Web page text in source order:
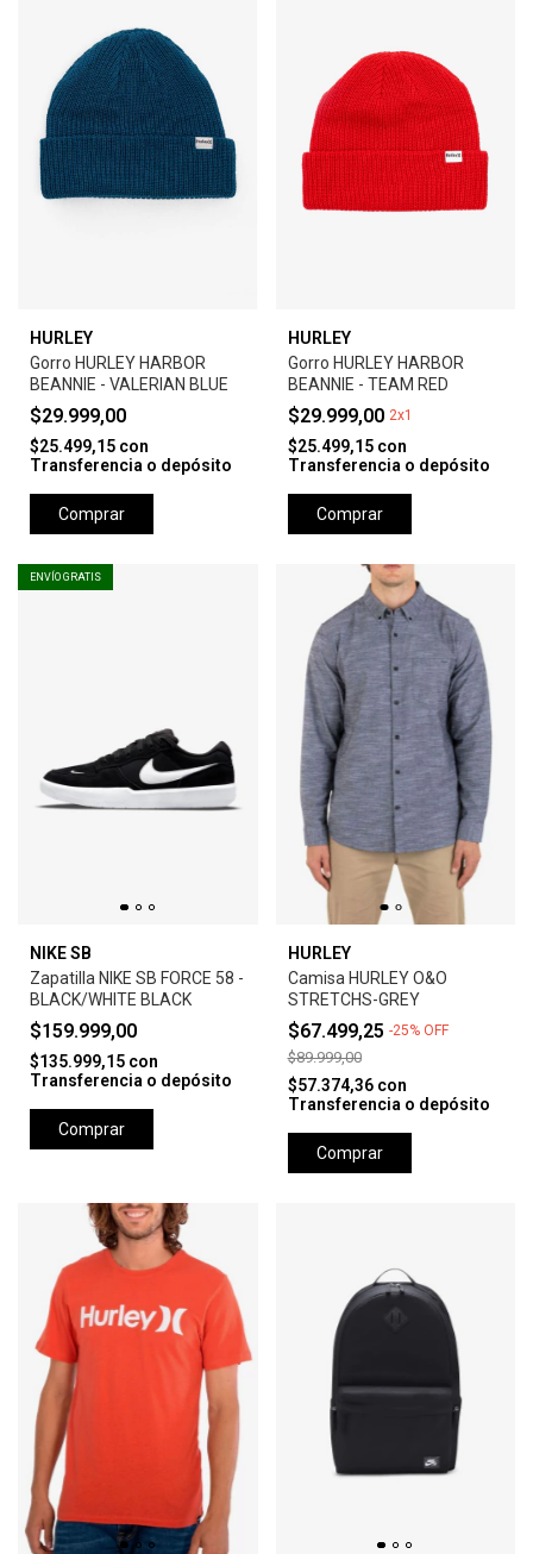
HURLEY
Gorro HURLEY HARBOR
BEANNIE - VALERIAN BLUE
$29.999,00
$25.499,15 con
Transferencia o depósito
Comprar
HURLEY
Gorro HURLEY HARBOR
BEANNIE - TEAM RED
$29.999,00 2x1
$25.499,15 con
Transferencia o depósito
Comprar
ENVÍO GRATIS
NIKE SB
Zapatilla NIKE SB FORCE 58 -
BLACK/WHITE BLACK
$159.999,00
$135.999,15 con
Transferencia o depósito
Comprar
HURLEY
Camisa HURLEY O&O
STRETCHS-GREY
$67.499,25 -25% OFF
$89.999,00
$57.374,36 con
Transferencia o depósito
Comprar